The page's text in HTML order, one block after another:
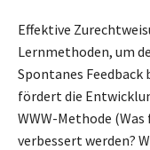
Effektive
Lernmethoden, um
Spontanes
fördert die
WWW-Methode
verbessert werden?